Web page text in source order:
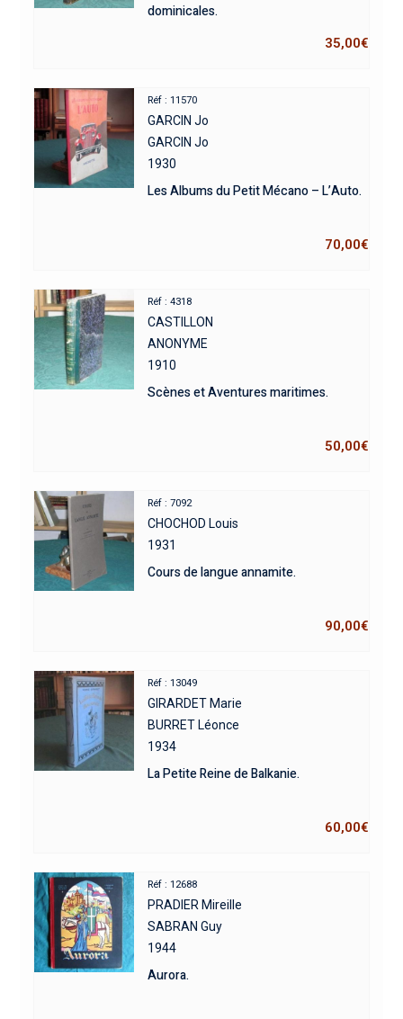
dominicales.
35,00€
Réf : 11570
GARCIN Jo
GARCIN Jo
1930
Les Albums du Petit Mécano – L’Auto.
70,00€
Réf : 4318
CASTILLON
ANONYME
1910
Scènes et Aventures maritimes.
50,00€
Réf : 7092
CHOCHOD Louis
1931
Cours de langue annamite.
90,00€
Réf : 13049
GIRARDET Marie
BURRET Léonce
1934
La Petite Reine de Balkanie.
60,00€
Réf : 12688
PRADIER Mireille
SABRAN Guy
1944
Aurora.